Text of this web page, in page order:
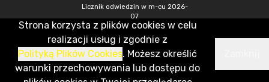
Licznik odwiedzin w m-cu 2026-
07
506
CMS & Hosting: Nefeni Sp. z o.o.
Strona korzysta z plików cookies w celu
realizacji usług i zgodnie z
Polityką Plików Cookies. Możesz określić
warunki przechowywania lub dostępu do